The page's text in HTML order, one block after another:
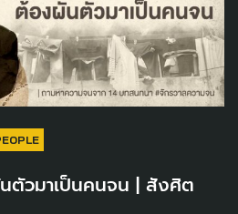
ตัวมาเป็นคนจน | สังศิต